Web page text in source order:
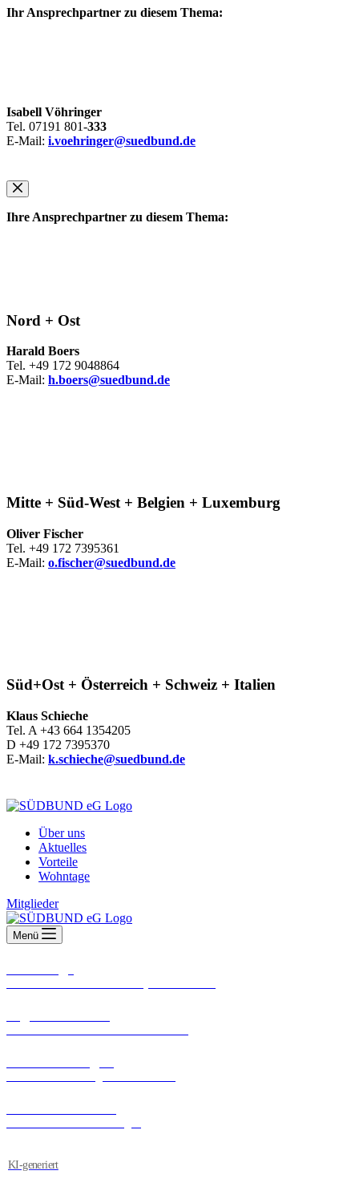
Ihr Ansprechpartner zu diesem Thema:
Isabell Vöhringer
Tel. 07191 801-333
E-Mail: i.voehringer@suedbund.de
Ihre Ansprechpartner zu diesem Thema:
Nord + Ost
Harald Boers
Tel. +49 172 9048864
E-Mail: h.boers@suedbund.de
Mitte + Süd-West + Belgien + Luxemburg
Oliver Fischer
Tel. +49 172 7395361
E-Mail: o.fischer@suedbund.de
Süd+Ost + Österreich + Schweiz + Italien
Klaus Schieche
Tel. A +43 664 1354205
D +49 172 7395370
E-Mail: k.schieche@suedbund.de
Über uns
Aktuelles
Vorteile
Wohntage
Mitglieder
Menü
KI-generiert